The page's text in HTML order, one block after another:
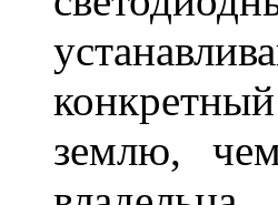
землю,